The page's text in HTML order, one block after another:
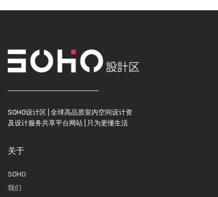
SOHO设计区 | 全球高品质室内空间设计资
及设计服务共享平台网站 | 只为更懂生活
关于
SOHO
我们